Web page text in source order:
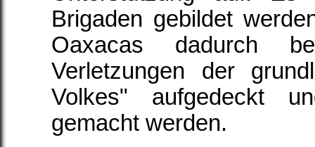
Brigaden gebildet
Oaxacas dadurch
Verletzungen der
Volkes" aufgedeckt
gemacht werden.